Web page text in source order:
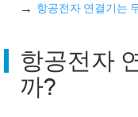
항공전자 연결기는
항공전자
까?